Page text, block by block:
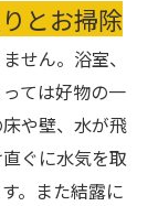
とお掃除
せん。浴室、
ては好物の一
や壁、水が飛
ぐに水気を取
。また結露に